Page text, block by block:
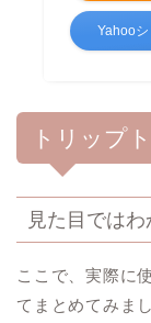
Yahoo
トリップ
見た目では
ここで、実際に
てまとめてみまし